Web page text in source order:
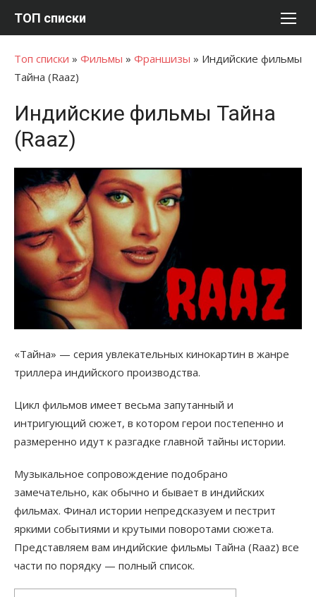
ТОП списки
Топ списки » Фильмы » Франшизы » Индийские фильмы
Тайна (Raaz)
Индийские фильмы Тайна
(Raaz)
«Тайна» — серия увлекательных кинокартин в жанре
триллера индийского производства.
Цикл фильмов имеет весьма запутанный и
интригующий сюжет, в котором герои постепенно и
размеренно идут к разгадке главной тайны истории.
Музыкальное сопровождение подобрано
замечательно, как обычно и бывает в индийских
фильмах. Финал истории непредсказуем и пестрит
яркими событиями и крутыми поворотами сюжета.
Представляем вам индийские фильмы Тайна (Raaz) все
части по порядку — полный список.